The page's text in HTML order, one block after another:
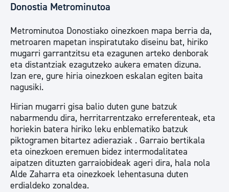
Donostia Metrominutoa
Metrominutoa Donostiako oinezkoen mapa berria da,
metroaren mapetan inspiratutako diseinu bat, hiriko
mugarri garrantzitsu eta ezagunen arteko denborak
eta distantziak ezagutzeko aukera ematen dizuna.
Izan ere, gure hiria oinezkoen eskalan egiten baita
nagusiki.
Hirian mugarri gisa balio duten gune batzuk
nabarmendu dira, herritarrentzako erreferenteak, eta
horiekin batera hiriko leku enblematiko batzuk
piktogramen bitartez adieraziak . Garraio bertikala
eta oinezkoen eremuen bidez intermodalitatea
aipatzen dituzten garraiobideak ageri dira, hala nola
Alde Zaharra eta oinezkoek lehentasuna duten
erdialdeko zonaldea.